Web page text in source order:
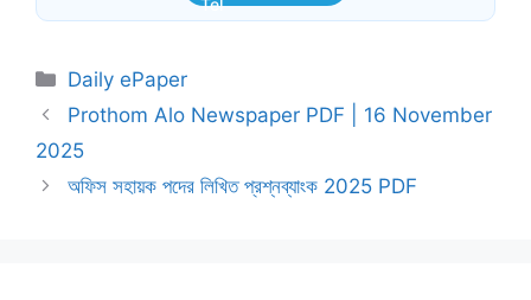
Categories
Daily ePaper
Prothom Alo Newspaper PDF | 16 November
2025
অফিস সহায়ক পদের লিখিত প্রশ্নব্যাংক 2025 PDF